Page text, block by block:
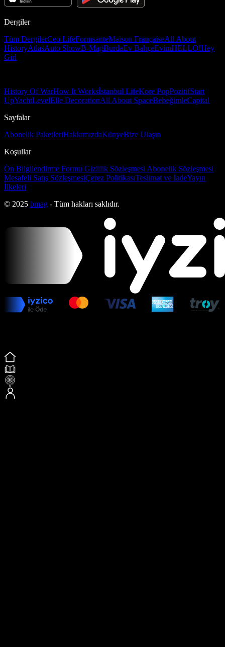
Dergiler
Tüm DergilerCeo LifeFormsanteMaison FrançaiseAll About
HistoryAtlasAuto ShowB-MagBurdaEv BahçeEvimHELLO!Hey
Girl
History Of WarHow It Worksİstanbul LifeKore PopPozitifStart
UpYachtLevelElle DecorationAll About SpaceBebeğimleCapital
Sayfalar
Abonelik PaketleriHakkımızdaKünyeBize Ulaşın
Koşullar
Ön Bilgilendirme Formu Gizlilik Sözleşmesi Abonelik Sözleşmesi
Mesafeli Satış SözleşmesiÇerez PolitikasıTeslimat ve İadeYayın
İlkeleri
© 2025 bmag - Tüm hakları saklıdır.